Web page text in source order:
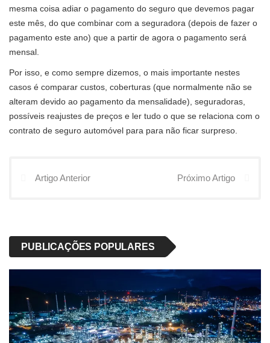
mesma coisa adiar o pagamento do seguro que devemos pagar
este mês, do que combinar com a seguradora (depois de fazer o
pagamento este ano) que a partir de agora o pagamento será
mensal.
Por isso, e como sempre dizemos, o mais importante nestes
casos é comparar custos, coberturas (que normalmente não se
alteram devido ao pagamento da mensalidade), seguradoras,
possíveis reajustes de preços e ler tudo o que se relaciona com o
contrato de seguro automóvel para para não ficar surpreso.
Artigo Anterior Próximo Artigo
PUBLICAÇÕES POPULARES